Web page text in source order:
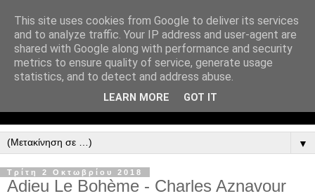
▼
Τρίτη 2 Οκτωβρίου 2018
Adieu Le Bohème - Charles Aznavour
This site uses cookies from Google to deliver its services
and to analyze traffic. Your IP address and user-agent are
shared with Google along with performance and security
metrics to ensure quality of service, generate usage
statistics, and to detect and address abuse.
LEARN MORE GOT IT